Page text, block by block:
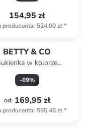
154,95 zł
producenta: 524,00 zł*
BETTY & CO
w kolorze
kremowym
-69%
od: 169,95 zł
producenta: 565,46 zł*